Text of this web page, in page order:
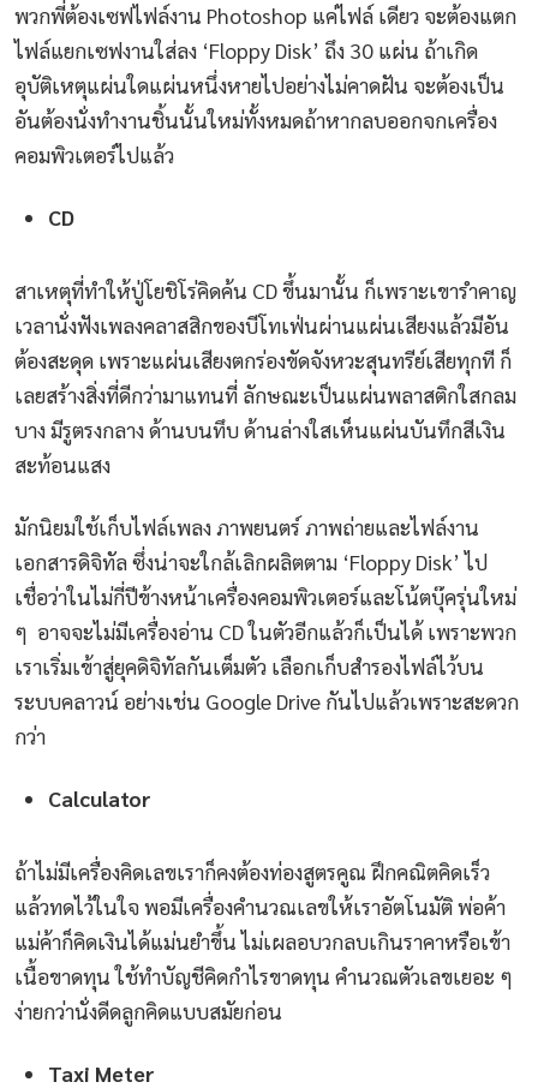
พวกพี่ต้องเซฟไฟล์งาน Photoshop แค่ไฟล์ เดียว จะต้องแตก
ไฟล์แยกเซฟงานใส่ลง ‘Floppy Disk’ ถึง 30 แผ่น ถ้าเกิด
อุบัติเหตุแผ่นใดแผ่นหนึ่งหายไปอย่างไม่คาดฝัน จะต้องเป็น
อันต้องนั่งทำงานชิ้นนั้นใหม่ทั้งหมดถ้าหากลบออกจกเครื่อง
คอมพิวเตอร์ไปแล้ว
CD
สาเหตุที่ทำให้ปู่โยชิโร่คิดค้น CD ขึ้นมานั้น ก็เพราะเขารำคาญ
เวลานั่งฟังเพลงคลาสสิกของบีโทเฟ่นผ่านแผ่นเสียงแล้วมีอัน
ต้องสะดุด เพราะแผ่นเสียงตกร่องขัดจังหวะสุนทรีย์เสียทุกที ก็
เลยสร้างสิ่งที่ดีกว่ามาแทนที่ ลักษณะเป็นแผ่นพลาสติกใสกลม
บาง มีรูตรงกลาง ด้านบนทึบ ด้านล่างใสเห็นแผ่นบันทึกสีเงิน
สะท้อนแสง
มักนิยมใช้เก็บไฟล์เพลง ภาพยนตร์ ภาพถ่ายและไฟล์งาน
เอกสารดิจิทัล ซึ่งน่าจะใกล้เลิกผลิตตาม ‘Floppy Disk’ ไป
เชื่อว่าในไม่กี่ปีข้างหน้าเครื่องคอมพิวเตอร์และโน้ตบุ๊ครุ่นใหม่
ๆ อาจจะไม่มีเครื่องอ่าน CD ในตัวอีกแล้วก็เป็นได้ เพราะพวก
เราเริ่มเข้าสู่ยุคดิจิทัลกันเต็มตัว เลือกเก็บสำรองไฟล์ไว้บน
ระบบคลาวน์ อย่างเช่น Google Drive กันไปแล้วเพราะสะดวก
กว่า
Calculator
ถ้าไม่มีเครื่องคิดเลขเราก็คงต้องท่องสูตรคูณ ฝึกคณิตคิดเร็ว
แล้วทดไว้ในใจ พอมีเครื่องคำนวณเลขให้เราอัตโนมัติ พ่อค้า
แม่ค้าก็คิดเงินได้แม่นยำขึ้น ไม่เผลอบวกลบเกินราคาหรือเข้า
เนื้อขาดทุน ใช้ทำบัญชีคิดกำไรขาดทุน คำนวณตัวเลขเยอะ ๆ
ง่ายกว่านั่งดีดลูกคิดแบบสมัยก่อน
Taxi Meter